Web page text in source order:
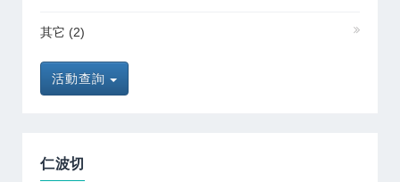
其它 (2)
活動查詢
仁波切